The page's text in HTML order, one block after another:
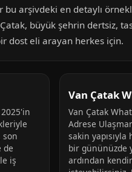
bu arşivdeki en detaylı
büyük şehrin dertsiz,
dost eli arayan herkes için.
son
de
iş
Van Çatak
Van Çatak
Adrese
sakin
bir gününüzde
ardından